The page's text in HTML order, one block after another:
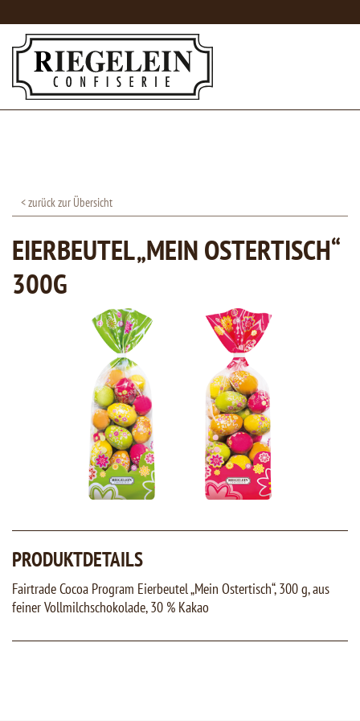
< zurück zur Übersicht
EIERBEUTEL „MEIN OSTERTISCH“
300G
PRODUKTDETAILS
Fairtrade Cocoa Program Eierbeutel „Mein Ostertisch“, 300 g, aus
feiner Vollmilchschokolade, 30 % Kakao